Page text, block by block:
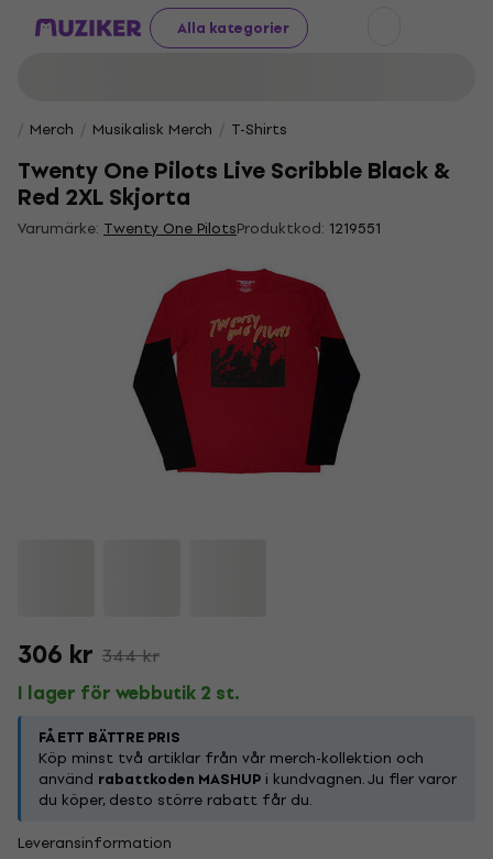
Alla kategorier
Merch Musikalisk Merch T-Shirts
Twenty One Pilots Live Scribble Black &
Red 2XL Skjorta
Varumärke: Twenty One PilotsProduktkod: 1219551
306 kr 344 kr
I lager för webbutik 2 st.
FÅ ETT BÄTTRE PRIS
Köp minst två artiklar från vår merch-kollektion och
använd rabattkoden MASHUP i kundvagnen. Ju fler varor
du köper, desto större rabatt får du.
Leveransinformation